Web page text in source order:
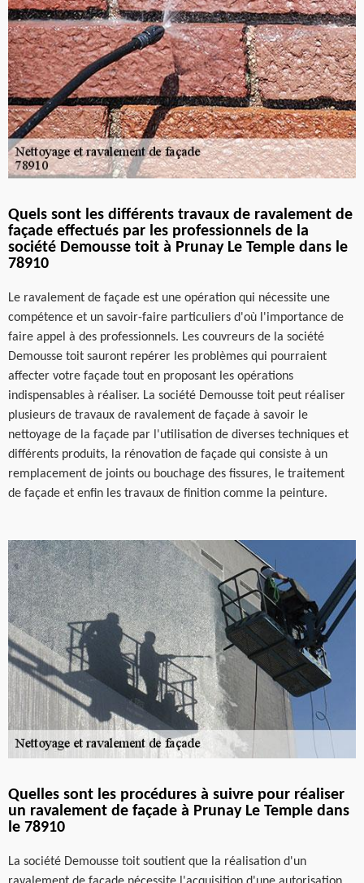
Quels sont les différents travaux de ravalement de
façade effectués par les professionnels de la
société Demousse toit à Prunay Le Temple dans le
78910
Le ravalement de façade est une opération qui nécessite une
compétence et un savoir-faire particuliers d'où l'importance de
faire appel à des professionnels. Les couvreurs de la société
Demousse toit sauront repérer les problèmes qui pourraient
affecter votre façade tout en proposant les opérations
indispensables à réaliser. La société Demousse toit peut réaliser
plusieurs de travaux de ravalement de façade à savoir le
nettoyage de la façade par l'utilisation de diverses techniques et
différents produits, la rénovation de façade qui consiste à un
remplacement de joints ou bouchage des fissures, le traitement
de façade et enfin les travaux de finition comme la peinture.
Quelles sont les procédures à suivre pour réaliser
un ravalement de façade à Prunay Le Temple dans
le 78910
La société Demousse toit soutient que la réalisation d'un